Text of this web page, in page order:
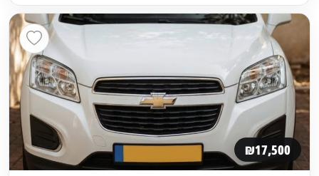
₪17,500